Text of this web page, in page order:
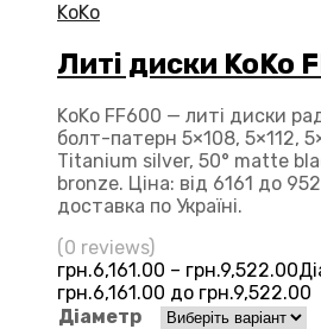
KoKo
Литі диски KoKo
KoKo FF600 — литі диски
болт-патерн 5×108, 5×112,
Titanium silver, 50° matte
bronze. Ціна: від 6161 до
доставка по Україні.
(0 reviews)
грн.6,161.00 – грн.9,522.00
грн.6,161.00 до грн.9,522.00
Діаметр